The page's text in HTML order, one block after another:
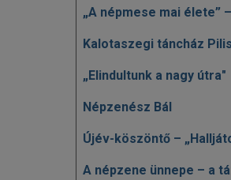
„A népmese mai élete”
Kalotaszegi táncház
„Elindultunk a nagy útra"
Népzenész Bál
Újév-köszöntő –
A népzene ünnepe – a